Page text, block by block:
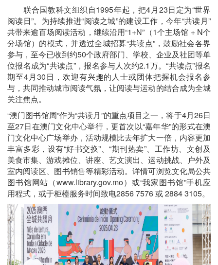
联合国教科文组织自1995年起，把4月23日定为“世界
阅读日”。为持续推进“阅读之城”的建设工作，今年“共读月”
共带来逾百场阅读活动，继续沿用“1+N”（1个主场馆 + N个
分场馆）的模式，并透过全城招募“共读点”，鼓励社会各界
参与，至今已收到约50个政府部门、学校、企业及社团等单
位报名成为“共读点”，报名参与人次约2.1万。“共读点”报名
期至4月30日，欢迎有兴趣的人士或团体把握机会报名参
与，共同推动城市阅读气氛，让阅读与运动的结合成为全城
关注焦点。
“澳门图书馆周”作为“共读月”的重点项目之一，将于4月26日
至27日在澳门文化中心举行，更首次以“嘉年华”的形式在澳
门文化中心广场举办，活动规模比去年扩大一倍，内容更加
丰富多彩，设有“好书交换”、“期刊热卖”、工作坊、文创及
美食市集、游戏摊位、讲座、艺文演出、运动挑战、户外及
室内阅读区、图书销售等精彩活动。详情可浏览文化局公共
图书馆网站（www.library.gov.mo）或“我家图书馆”手机应
用程式，或于柜檯服务时间致电2856 7576 或 2884 3105。